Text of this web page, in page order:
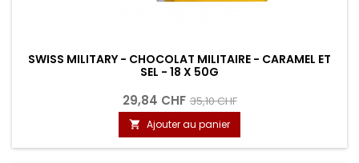
SWISS MILITARY - CHOCOLAT MILITAIRE - CARAMEL ET
SEL - 18 X 50G
29,84 CHF 35,10 CHF
 Ajouter au panier